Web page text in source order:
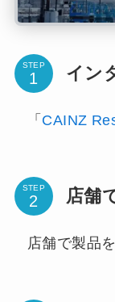
STEP イン
「 CAINZ
STEP 店舗
店舗で製品